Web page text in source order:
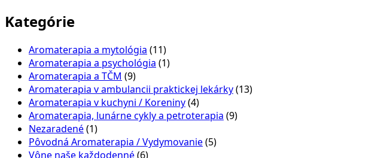
Kategórie
Aromaterapia a mytológia (11)
Aromaterapia a psychológia (1)
Aromaterapia a TČM (9)
Aromaterapia v ambulancii praktickej lekárky(13)
Aromaterapia v kuchyni / Koreniny(4)
Aromaterapia, lunárne cykly a petroterapia (9)
Nezaradené(1)
Pôvodná Aromaterapia / Vydymovanie(5)
Vône naše každodenné(6)